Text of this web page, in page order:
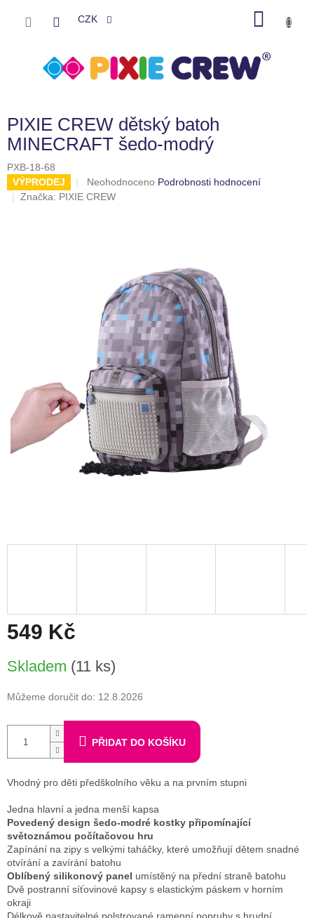
CZK
PIXIE CREW dětský batoh
MINECRAFT šedo-modrý
PXB-18-68
VÝPRODEJ
Průměrné
hodnocení
Neohodnoceno Podrobnosti hodnocení
Značka: PIXIE CREW
549 Kč
cena:
Skladem (11 ks)
Můžeme doručit do: 12.8.2026
PŘIDAT DO KOŠÍKU
Vhodný pro děti předškolního věku a na prvním stupni
Jedna hlavní a jedna menší kapsa
Povedený design šedo-modré kostky připomínající
světoznámou počítačovou hru
Zapínání na zipy s velkými taháčky, které umožňují dětem snadné
otvírání a zavírání batohu
Oblíbený silikonový panel umístěný na přední straně batohu
Dvě postranní síťovinové kapsy s elastickým páskem v horním
okraji